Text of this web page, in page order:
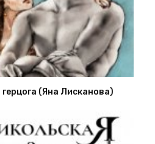
(Яна Лисканова)